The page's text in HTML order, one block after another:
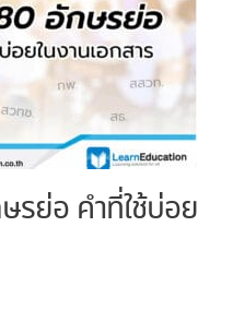
รย่อ คำที่ใช้บ่อย